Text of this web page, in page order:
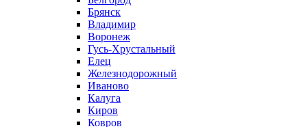
Брянск
Владимир
Воронеж
Гусь-Хрустальный
Елец
Железнодорожный
Иваново
Калуга
Киров
Ковров